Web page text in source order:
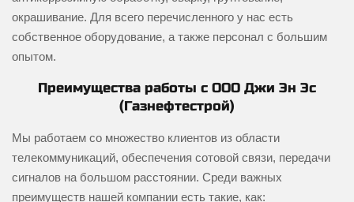
окрашивание. Для всего перечисленного у нас есть
собственное оборудование, а также персонал с большим
опытом.
Преимущества работы с ООО Джи Эн Эс
(Газнефтестрой)
Мы работаем со множество клиентов из области
телекоммуникаций, обеспечения сотовой связи, передачи
сигналов на большом расстоянии. Среди важных
преимуществ нашей компании есть такие, как: